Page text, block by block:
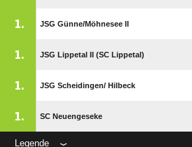
1. JSG Günne/​Möhnesee II
1. JSG Lippetal II (SC Lippetal)
1. JSG Scheidingen/​ Hilbeck
1. SC Neuengeseke
Legende